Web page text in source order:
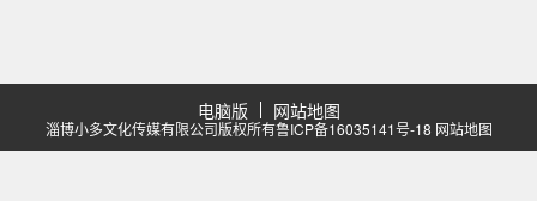
电脑版 网站地图
淄博小多文化传媒有限公司版权所有鲁ICP备16035141号-18 网站地图